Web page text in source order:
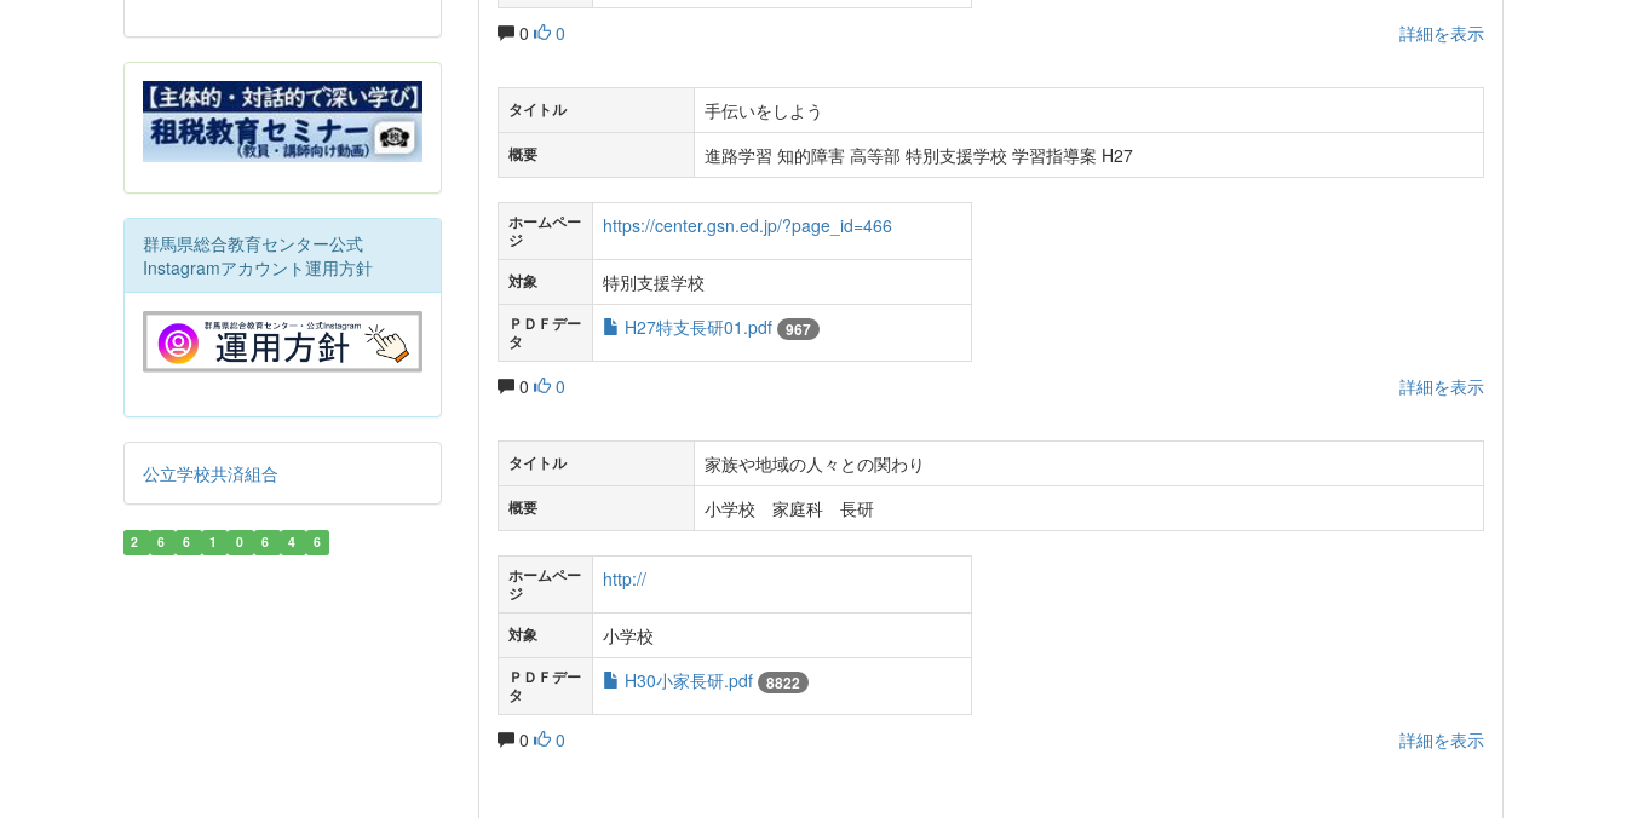
0 0 詳細を表示
タイトル 手伝いをしよう
概要 進路学習 知的障害 高等部 特別支援学校 学習指導案 H27
ホームペー
ジ
https://center.gsn.ed.jp/?page_id=466
対象 特別支援学校
ＰＤＦデー
タ
H27特支長研01.pdf 967
0 0 詳細を表示
タイトル 家族や地域の人々との関わり
概要 小学校 家庭科 長研
ホームペー
ジ
http://
対象 小学校
ＰＤＦデー
タ
H30小家長研.pdf 8822
0 0 詳細を表示
群馬県総合教育センター公式
Instagramアカウント運用方針
公立学校共済組合
2 6 6 1 0 6 4 6